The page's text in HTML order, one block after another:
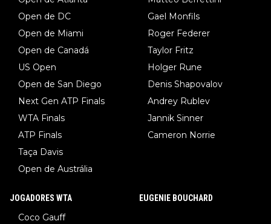
Open de DC
Open de Miami
Open de Canadá
US Open
Open de San Diego
Next Gen ATP Finals
WTA Finals
ATP Finals
Taça Davis
Open de Austrália
Gael Monfils
Roger Federer
Taylor Fritz
Holger Rune
Denis Shapovalov
Andrey Rublev
Jannik Sinner
Cameron Norrie
JOGADORES WTA
Coco Gauff
EUGENIE BOUCHARD